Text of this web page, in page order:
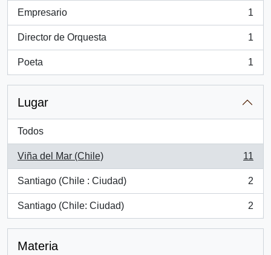
Empresario
, 1 resultados
1
Director de Orquesta
, 1 resultados
1
Poeta
, 1 resultados
1
Lugar
Todos
Viña del Mar (Chile)
, 11 resultados
11
Santiago (Chile : Ciudad)
, 2 resultados
2
Santiago (Chile: Ciudad)
, 2 resultados
2
Materia